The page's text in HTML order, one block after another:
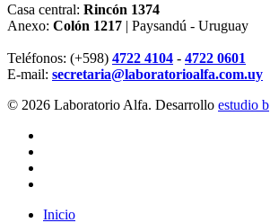
Casa central: Rincón 1374
Anexo: Colón 1217 | Paysandú - Uruguay
Teléfonos: (+598) 4722 4104 - 4722 0601
E-mail: secretaria@laboratorioalfa.com.uy
© 2026 Laboratorio Alfa. Desarrollo estudio b
Close
Inicio